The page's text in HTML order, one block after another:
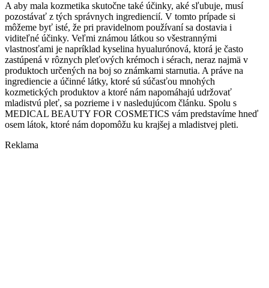
A aby mala kozmetika skutočne také účinky, aké sľubuje, musí
pozostávať z tých správnych ingrediencií. V tomto prípade si
môžeme byť isté, že pri pravidelnom používaní sa dostavia i
viditeľné účinky. Veľmi známou látkou so všestrannými
vlastnosťami je napríklad kyselina hyualurónová, ktorá je často
zastúpená v rôznych pleťových krémoch i sérach, neraz najmä v
produktoch určených na boj so známkami starnutia. A práve na
ingrediencie a účinné látky, ktoré sú súčasťou mnohých
kozmetických produktov a ktoré nám napomáhajú udržovať
mladistvú pleť, sa pozrieme i v nasledujúcom článku. Spolu s
MEDICAL BEAUTY FOR COSMETICS vám predstavíme hneď
osem látok, ktoré nám dopomôžu ku krajšej a mladistvej pleti.
Reklama